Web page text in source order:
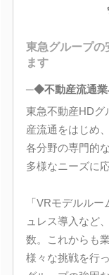
東急グループの
ます
─◆不動産流通業
東急不動産HDグ
産流通をはじめ
各分野の専門的
多様なニーズに
「VRモデルル
ュレス導入など
数。これからも
様々な挑戦を行